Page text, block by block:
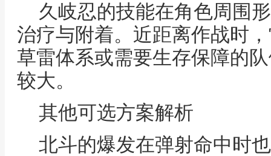
久岐忍的技能在角色周围
治疗与附着。近距离作战时
草雷体系或需要生存保障的
较大。
其他可选方案解析
北斗的爆发在弹射命中时